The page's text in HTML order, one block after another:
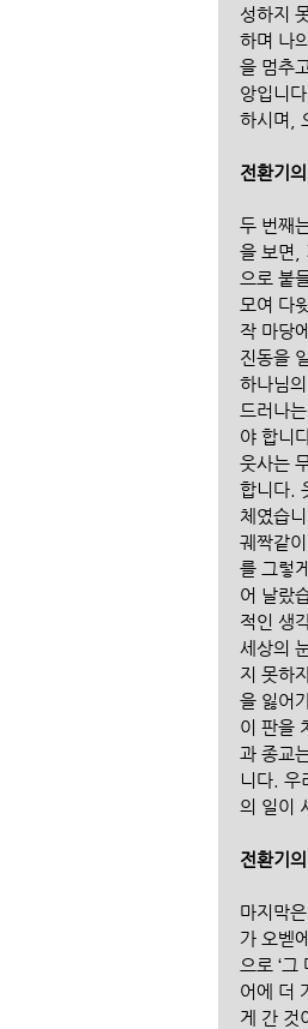
성하지
하며 나
을 멈추
앙입니
하시며,
전환기
두 번째
을 보면,
으로 붙
모여 다
작 마당
진동을
하나님
드러나
야 합니
웃사는
합니다.
체였습
궤짝같
를 그렇
어 날랐
적인 생
세상의
지 못하
을 잃어
이 판을
과 종교
니다. 우
의 일이
전환기
마지막
가 오벧
으로 ‘
어에 더
게 간 것